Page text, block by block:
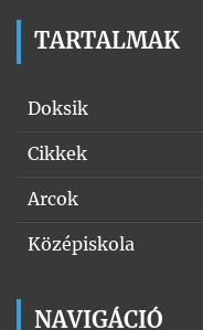
TARTALMAK
Doksik
Cikkek
Arcok
Középiskola
NAVIGÁCIÓ